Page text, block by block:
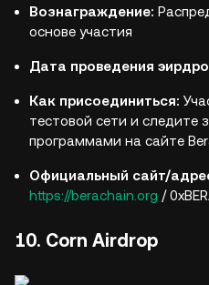
Вознаграждение:
основе участия
Дата проведения
Как присоединиться:
тестовой сети и следите
программами на сайте
Официальный сайт/
https://berachain.org /
10. Corn Airdrop